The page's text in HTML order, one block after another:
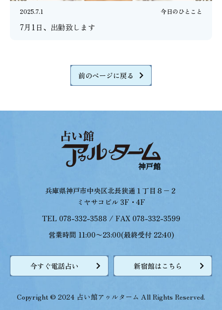
2025.7.1 今日のひとこと
7月1日、出勤致します
前のページに戻る
兵庫県神戸市中央区北長狭通１丁目８−２
ミヤサコビル 3F・4F
TEL 078-332-3588 / FAX 078-332-3599
営業時間 11:00〜23:00(最終受付 22:40)
今すぐ電話占い 新宿館はこちら
Copyright © 2024 占い館アゥルターム All Rights Reserved.